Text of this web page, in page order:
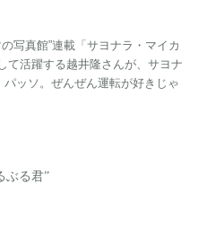
写真館”連載「サヨナラ・マイカ
て活躍する越井隆さんが、サヨナ
ッソ。ぜんぜん運転が好きじゃ